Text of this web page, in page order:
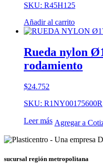
SKU: R45H125
Añadir al carrito
Rueda nylon
rodamiento
$24.752
SKU: R1NY00175600R
Leer más Agregar a
sucursal región metropolitana